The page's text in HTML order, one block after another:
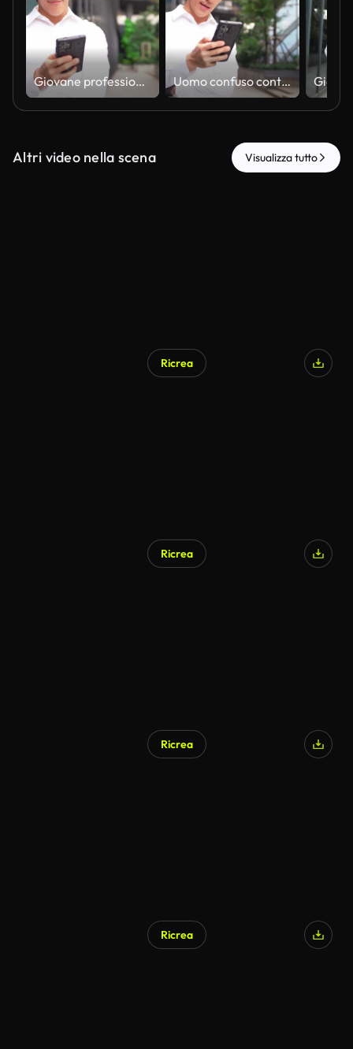
Giovane professionista che controlla uno smartphone in un ambiente urbano moderno con verde e architettura contemporanea per il concetto di stile di vita tecnologico. Coalign Uomo confuso controlla lo smartphone all'aperto in un contesto urbano moderno con architettura di vetro e verde urbano, esprimendo sorpresa o preoccupazione mentre naviga nel dispositivo. Coalign
Altri video nella scena Visualizza tutto
Ricrea
Ricrea
Ricrea
Ricrea